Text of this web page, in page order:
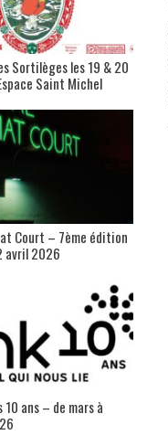
Sortilèges les 19 & 20
Saint Michel
Court – 7ème édition
avril 2026
ans – de mars à